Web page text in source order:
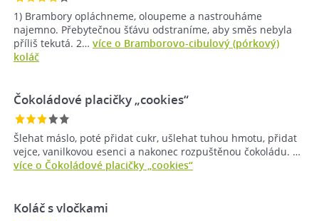
1) Brambory opláchneme, oloupeme a nastrouháme
najemno. Přebytečnou šťávu odstraníme, aby směs nebyla
příliš tekutá. 2… více o Bramborovo-cibulový (pórkový)
koláč
Čokoládové placičky „cookies“
Šlehat máslo, poté přidat cukr, ušlehat tuhou hmotu, přidat
vejce, vanilkovou esenci a nakonec rozpuštěnou čokoládu. …
více o Čokoládové placičky „cookies“
Koláč s vločkami